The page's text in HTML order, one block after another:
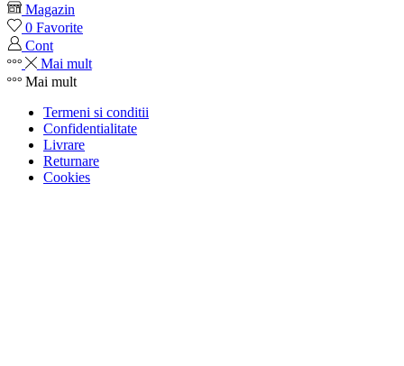
Magazin
0 Favorite
Cont
Mai mult
Mai mult
Termeni si conditii
Confidentialitate
Livrare
Returnare
Cookies